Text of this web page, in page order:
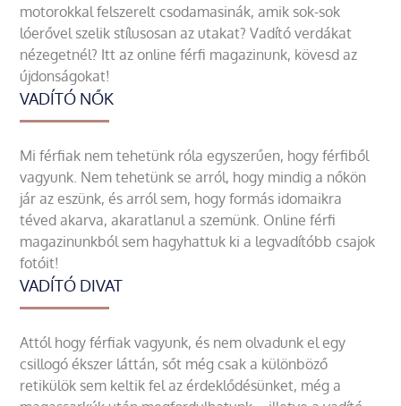
motorokkal felszerelt csodamasinák, amik sok-sok
lóerővel szelik stílusosan az utakat? Vadító verdákat
nézegetnél? Itt az online férfi magazinunk, kövesd az
újdonságokat!
VADÍTÓ NŐK
Mi férfiak nem tehetünk róla egyszerűen, hogy férfiből
vagyunk. Nem tehetünk se arról, hogy mindig a nőkön
jár az eszünk, és arról sem, hogy formás idomaikra
téved akarva, akaratlanul a szemünk. Online férfi
magazinunkból sem hagyhattuk ki a legvadítóbb csajok
fotóit!
VADÍTÓ DIVAT
Attól hogy férfiak vagyunk, és nem olvadunk el egy
csillogó ékszer láttán, sőt még csak a különböző
retikülök sem keltik fel az érdeklődésünket, még a